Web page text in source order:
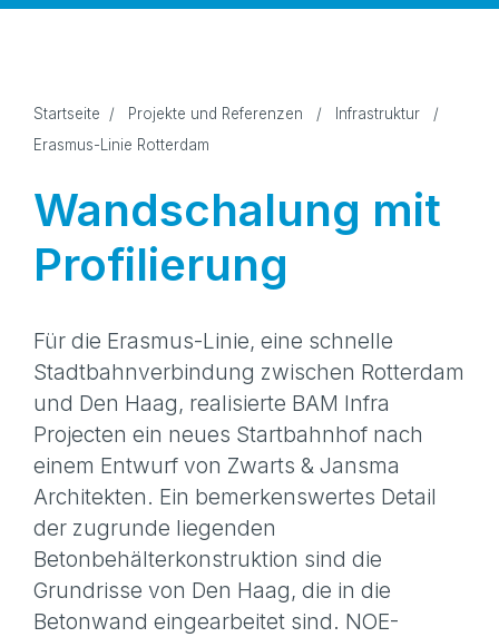
Startseite / Projekte und Referenzen / Infrastruktur
/
Erasmus-Linie Rotterdam
Wandschalung mit
Profilierung
Für die Erasmus-Linie, eine schnelle
Stadtbahnverbindung zwischen Rotterdam
und Den Haag, realisierte BAM Infra
Projecten ein neues Startbahnhof nach
einem Entwurf von Zwarts & Jansma
Architekten. Ein bemerkenswertes Detail
der zugrunde liegenden
Betonbehälterkonstruktion sind die
Grundrisse von Den Haag, die in die
Betonwand eingearbeitet sind. NOE-